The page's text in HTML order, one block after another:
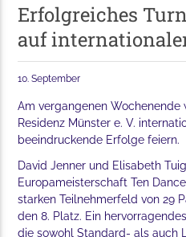
Erfolgreiches
auf
10. September
Am vergangenen Wochenende
Residenz Münster e. V.
beeindruckende Erfolge feiern.
David Jenner und Elisabeth
Europameisterschaft Ten
starken Teilnehmerfeld von 29
den 8. Platz. Ein
die sowohl Standard- als auch